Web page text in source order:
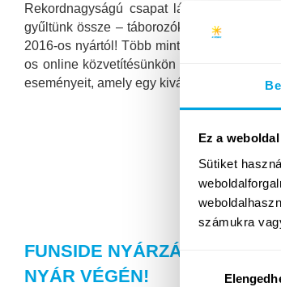
Ez a
Sütiket
számukra
Hozzájárulás
kiválasztása
Rekordnagyságú csapat látogatott el
gyűltünk össze – táborozók, szülők és
2016-os nyártól! Több mint 200 fő jött el a
os online közvetítésünkön révén pedig
eseményeit, amely egy kiváló alkalom volt,
FUNSIDE NYÁRZÁRÓ BULI
NYÁR VÉGÉN!